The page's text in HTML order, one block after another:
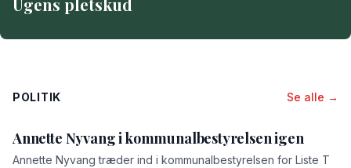
Ugens pletskud
POLITIK Se alle →
Annette Nyvang i kommunalbestyrelsen igen
Annette Nyvang træder ind i kommunalbestyrelsen for Liste T